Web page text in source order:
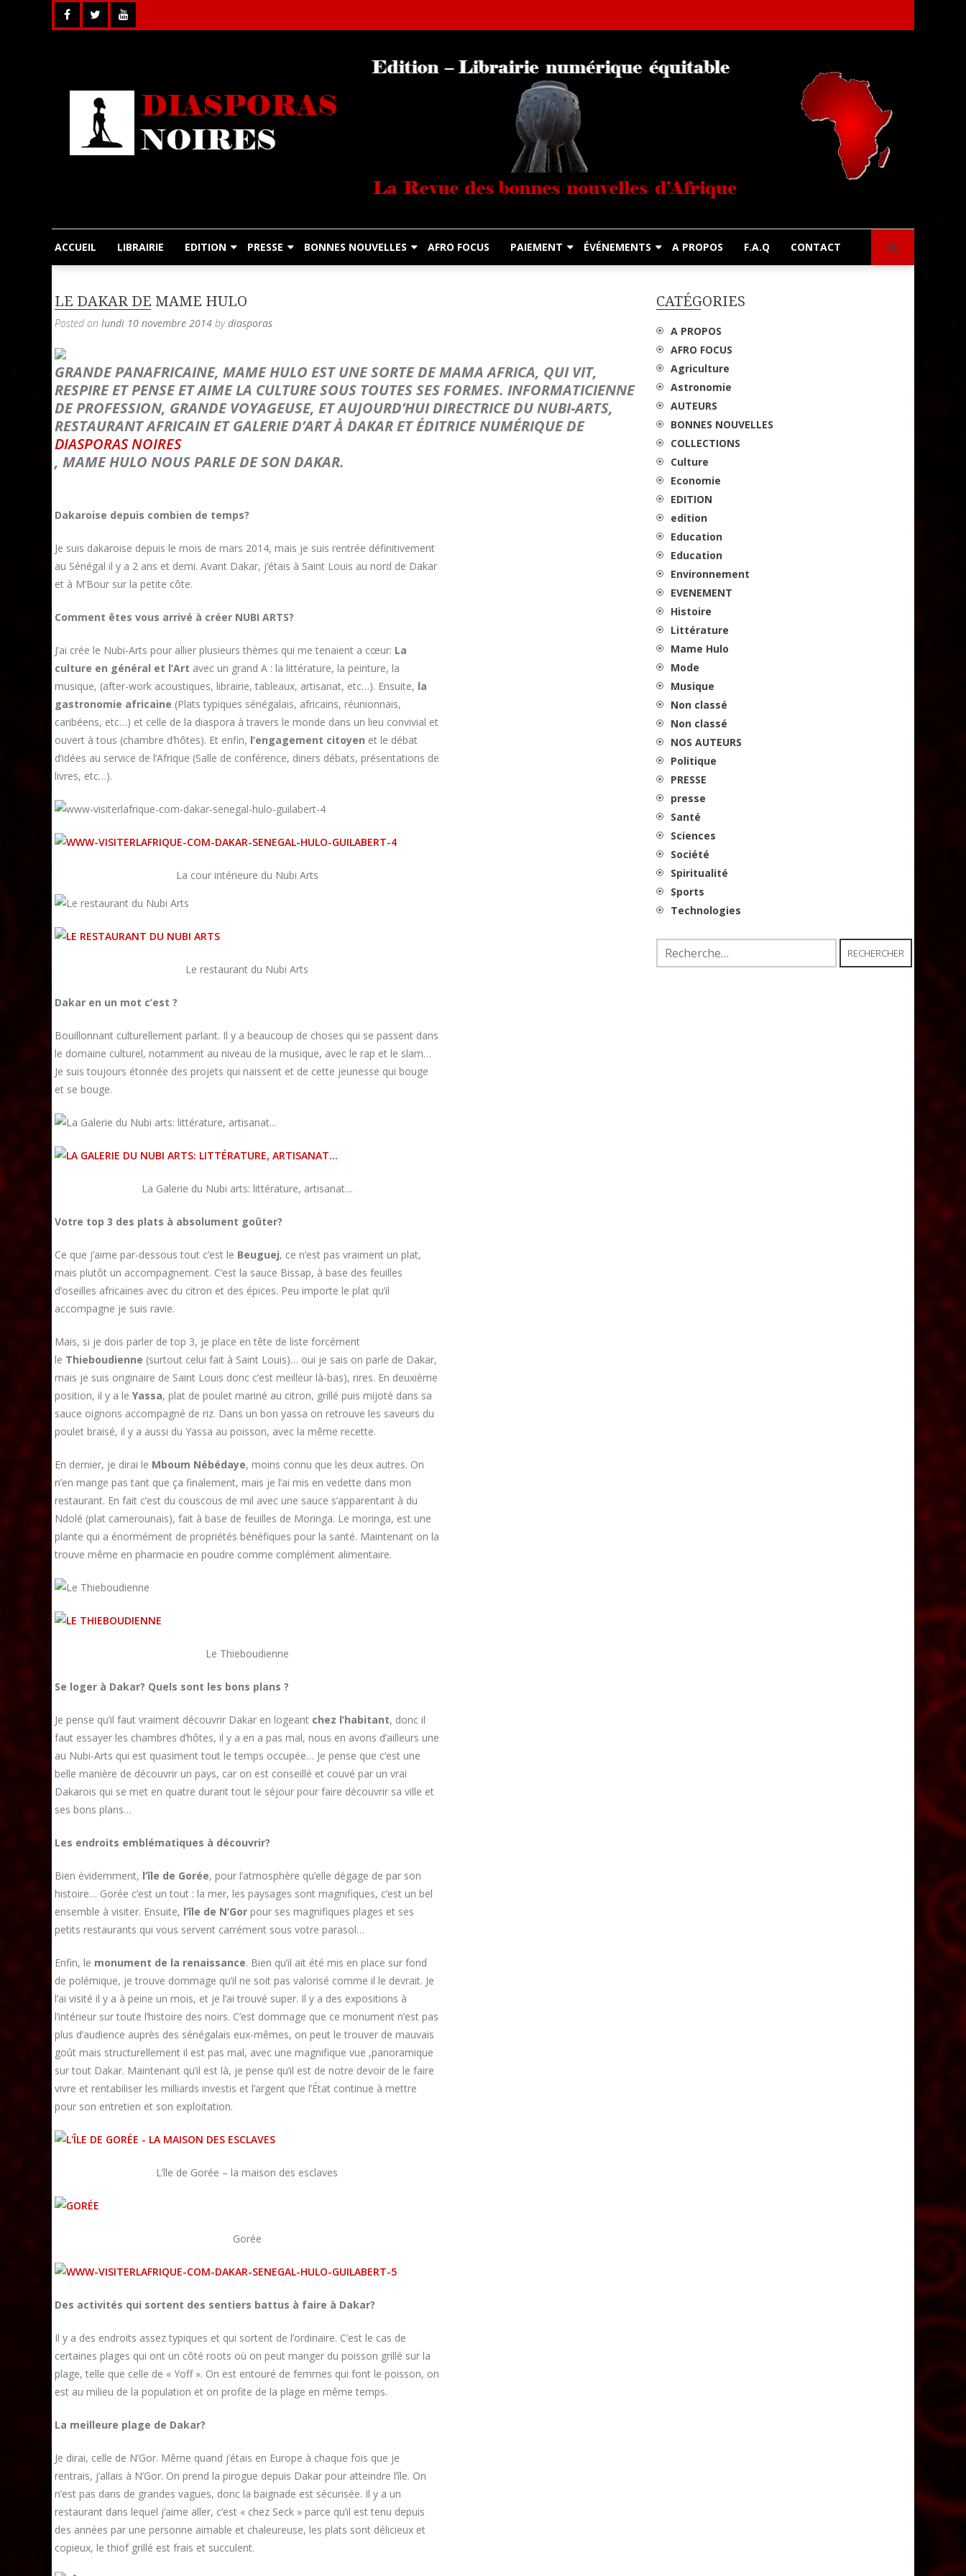
Skip
to
Diasporas Noires
ACCUEIL LIBRAIRIE EDITION PRESSE BONNES NOUVELLES AFRO FOCUS PAIEMENT ÉVÉNEMENTS A PROPOS F.A.Q CONTACT
LE DAKAR DE MAME HULO
Posted on lundi 10 novembre 2014 bydiasporas
GRANDE PANAFRICAINE, MAME HULO EST UNE SORTE DE MAMA AFRICA, QUI VIT,
RESPIRE ET PENSE ET AIME LA CULTURE SOUS TOUTES SES FORMES. INFORMATICIENNE
DE PROFESSION, GRANDE VOYAGEUSE, ET AUJOURD’HUI DIRECTRICE DU NUBI-ARTS,
RESTAURANT AFRICAIN ET GALERIE D’ART À DAKAR ET ÉDITRICE NUMÉRIQUE DE
DIASPORAS NOIRES
, MAME HULO NOUS PARLE DE SON DAKAR.
Dakaroise depuis combien de temps?
Je suis dakaroise depuis le mois de mars 2014, mais je suis rentrée définitivement
au Sénégal il y a 2 ans et demi. Avant Dakar, j’étais à Saint Louis au nord de Dakar
et à M’Bour sur la petite côte.
Comment êtes vous arrivé à créer NUBI ARTS?
J’ai crée le Nubi-Arts pour allier plusieurs thèmes qui me tenaient a cœur: La
culture en général et l’Art avec un grand A : la littérature, la peinture, la
musique, (after-work acoustiques, librairie, tableaux, artisanat, etc…). Ensuite, la
gastronomie africaine (Plats typiques sénégalais, africains, réunionnais,
caribéens, etc…) et celle de la diaspora à travers le monde dans un lieu convivial et
ouvert à tous (chambre d’hôtes). Et enfin, l’engagement citoyen et le débat
d’idées au service de l’Afrique (Salle de conférence, diners débats, présentations de
livres, etc…).
La cour intérieure du Nubi Arts
Le restaurant du Nubi Arts
Dakar en un mot c’est ?
Bouillonnant culturellement parlant. Il y a beaucoup de choses qui se passent dans
le domaine culturel, notamment au niveau de la musique, avec le rap et le slam…
Je suis toujours étonnée des projets qui naissent et de cette jeunesse qui bouge
et se bouge.
La Galerie du Nubi arts: littérature, artisanat…
Votre top 3 des plats à absolument goûter?
Ce que j’aime par-dessous tout c’est le Beuguej, ce n’est pas vraiment un plat,
mais plutôt un accompagnement. C’est la sauce Bissap, à base des feuilles
d’oseilles africaines avec du citron et des épices. Peu importe le plat qu’il
accompagne je suis ravie.
Mais, si je dois parler de top 3, je place en tête de liste forcément
le Thieboudienne (surtout celui fait à Saint Louis)… oui je sais on parle de Dakar,
mais je suis originaire de Saint Louis donc c’est meilleur là-bas), rires. En deuxième
position, il y a le Yassa, plat de poulet mariné au citron, grillé puis mijoté dans sa
sauce oignons accompagné de riz. Dans un bon yassa on retrouve les saveurs du
poulet braisé, il y a aussi du Yassa au poisson, avec la même recette.
En dernier, je dirai le Mboum Nébédaye, moins connu que les deux autres. On
n’en mange pas tant que ça finalement, mais je l’ai mis en vedette dans mon
restaurant. En fait c’est du couscous de mil avec une sauce s’apparentant à du
Ndolé (plat camerounais), fait à base de feuilles de Moringa. Le moringa, est une
plante qui a énormément de propriétés bénéfiques pour la santé. Maintenant on la
trouve même en pharmacie en poudre comme complément alimentaire.
Le Thieboudienne
Se loger à Dakar? Quels sont les bons plans ?
Je pense qu’il faut vraiment découvrir Dakar en logeant chez l’habitant, donc il
faut essayer les chambres d’hôtes, il y a en a pas mal, nous en avons d’ailleurs une
au Nubi-Arts qui est quasiment tout le temps occupée… Je pense que c’est une
belle manière de découvrir un pays, car on est conseillé et couvé par un vrai
Dakarois qui se met en quatre durant tout le séjour pour faire découvrir sa ville et
ses bons plans…
Les endroits emblématiques à découvrir?
Bien évidemment, l’île de Gorée, pour l’atmosphère qu’elle dégage de par son
histoire… Gorée c’est un tout : la mer, les paysages sont magnifiques, c’est un bel
ensemble à visiter. Ensuite, l’île de N’Gor pour ses magnifiques plages et ses
petits restaurants qui vous servent carrément sous votre parasol…
Enfin, le monument de la renaissance. Bien qu’il ait été mis en place sur fond
de polémique, je trouve dommage qu’il ne soit pas valorisé comme il le devrait. Je
l’ai visité il y a à peine un mois, et je l’ai trouvé super. Il y a des expositions à
l’intérieur sur toute l’histoire des noirs. C’est dommage que ce monument n’est pas
plus d’audience auprès des sénégalais eux-mêmes, on peut le trouver de mauvais
goût mais structurellement il est pas mal, avec une magnifique vue ,panoramique
sur tout Dakar. Maintenant qu’il est là, je pense qu’il est de notre devoir de le faire
vivre et rentabiliser les milliards investis et l’argent que l’État continue à mettre
pour son entretien et son exploitation.
L’île de Gorée – la maison des esclaves
Gorée
Des activités qui sortent des sentiers battus à faire à Dakar?
Il y a des endroits assez typiques et qui sortent de l’ordinaire. C’est le cas de
certaines plages qui ont un côté roots où on peut manger du poisson grillé sur la
plage, telle que celle de « Yoff ». On est entouré de femmes qui font le poisson, on
est au milieu de la population et on profite de la plage en même temps.
La meilleure plage de Dakar?
Je dirai, celle de N’Gor. Même quand j’étais en Europe à chaque fois que je
rentrais, j’allais à N’Gor. On prend la pirogue depuis Dakar pour atteindre l’île. On
n’est pas dans de grandes vagues, donc la baignade est sécurisée. Il y a un
restaurant dans lequel j’aime aller, c’est « chez Seck » parce qu’il est tenu depuis
des années par une personne aimable et chaleureuse, les plats sont délicieux et
copieux, le thiof grillé est frais et succulent.
CATÉGORIES
A PROPOS
AFRO FOCUS
Agriculture
Astronomie
AUTEURS
BONNES NOUVELLES
COLLECTIONS
Culture
Economie
EDITION
edition
Education
Education
Environnement
EVENEMENT
Histoire
Littérature
Mame Hulo
Mode
Musique
Non classé
Non classé
NOS AUTEURS
Politique
PRESSE
presse
Santé
Sciences
Société
Spiritualité
Sports
Technologies
Rechercher :